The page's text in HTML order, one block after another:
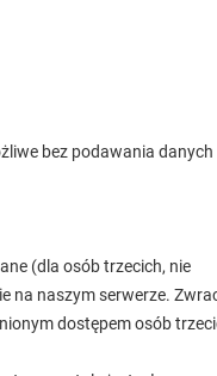
bez podawania danych
(dla osób trzecich, nie
na naszym serwerze.
dostępem osób